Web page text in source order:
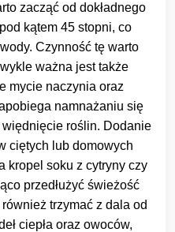
zacząć od dokładnego
kątem 45 stopni, co
Czynność tę warto
ważna jest także
mycie naczynia oraz
namnażaniu się
roślin. Dodanie
ciętych lub domowych
kropel soku z cytryny czy
przedłużyć świeżość
trzymać z dala od
ciepła oraz owoców,